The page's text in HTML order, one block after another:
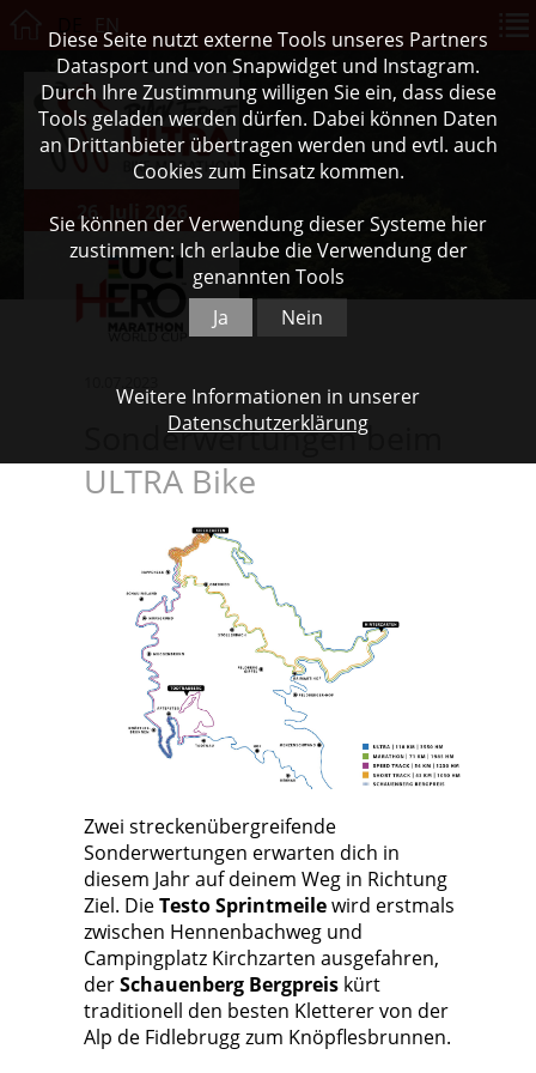
26. Juli 2026
Sonderwertungen beim
ULTRA Bike
Zwei streckenübergreifende
Sonderwertungen erwarten dich in
diesem Jahr auf deinem Weg in Richtung
Ziel. DieTesto Sprintmeilewird erstmals
zwischen Hennenbachweg und
Campingplatz Kirchzarten ausgefahren,
derSchauenberg Bergpreis kürt
traditionell den besten Kletterer von der
Alp de Fidlebrugg zum Knöpflesbrunnen.
Diese Seite nutzt externe Tools unseres Partners
Datasport und von Snapwidget und Instagram.
Durch Ihre Zustimmung willigen Sie ein, dass diese
Tools geladen werden dürfen. Dabei können Daten
an Drittanbieter übertragen werden und evtl. auch
Cookies zum Einsatz kommen.
Sie können der Verwendung dieser Systeme hier
zustimmen: Ich erlaube die Verwendung der
genannten Tools
Ja
Nein
Weitere Informationen in unserer
Datenschutzerklärung